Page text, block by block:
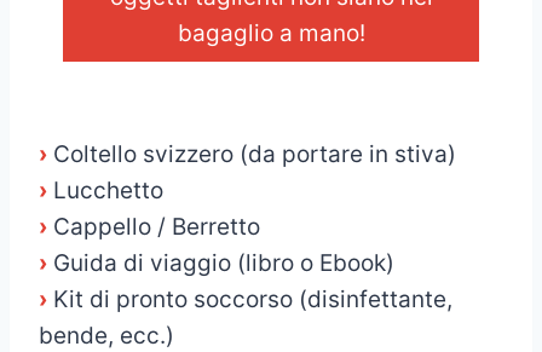
bagaglio a mano!
› Coltello svizzero (da portare in stiva)
› Lucchetto
› Cappello / Berretto
› Guida di viaggio (libro o Ebook)
› Kit di pronto soccorso (disinfettante,
bende, ecc.)